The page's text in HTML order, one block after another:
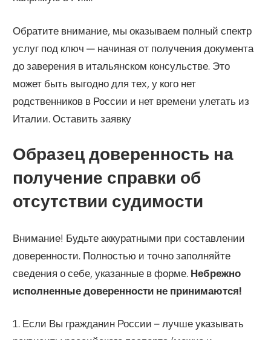
Обратите внимание, мы оказываем полный спектр
услуг под ключ — начиная от получения документа
до заверения в итальянском консульстве. Это
может быть выгодно для тех, у кого нет
родственников в России и нет времени улетать из
Италии. Оставить заявку
Образец доверенность на
получение справки об
отсутствии судимости
Внимание! Будьте аккуратными при составлении
доверенности. Полностью и точно заполняйте
сведения о себе, указанные в форме. Небрежно
исполненные доверенности не принимаются!
1. Если Вы гражданин России – лучше указывать